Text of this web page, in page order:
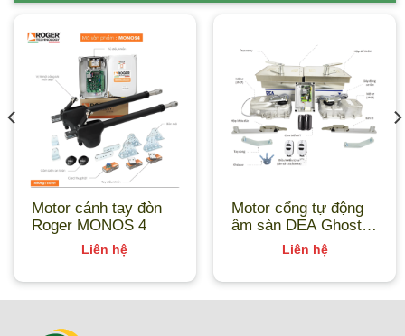
Motor cánh tay đòn
Roger MONOS 4
Liên hệ
Motor cổng tự động
âm sàn DEA Ghost
Liên hệ